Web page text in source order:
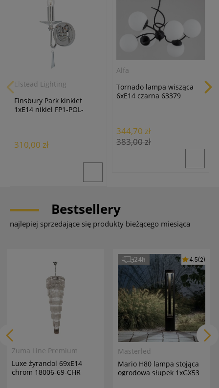
Elstead Lighting
Finsbury Park kinkiet
1xE14 nikiel FP1-POL-
310,00 zł
Alfa
Tornado lampa wisząca
6xE14 czarna 63379
344,70 zł
383,00 zł
Bestsellery
najlepiej sprzedające się produkty bieżącego miesiąca
Zuma Line Premium
Luxe żyrandol 69xE14
chrom 18006-69-CHR
24h
Masterled
Mario H80 lampa stojąca
ogrodowa słupek 1xGX53
4.5(2)